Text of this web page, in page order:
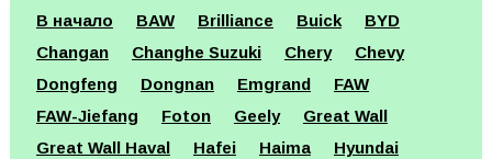
В начало BAW Brilliance Buick
BYD
Changan
Changhe Suzuki Chery
Chevy
Dongfeng
Dongnan Emgrand
FAW
FAW-Jiefang
Foton Geely
Great Wall
Great Wall Haval
Hafei Haima
Hyundai